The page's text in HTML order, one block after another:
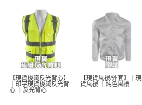
【現貨梭織反光背心】
｜印字現貨梭織反光背
心 ｜反光背心
【現貨風褸/外套】｜現
貨風褸 ｜純色風褸